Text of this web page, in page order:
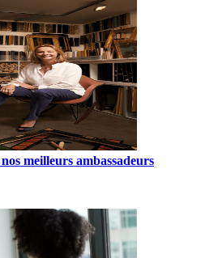
meilleurs ambassadeurs